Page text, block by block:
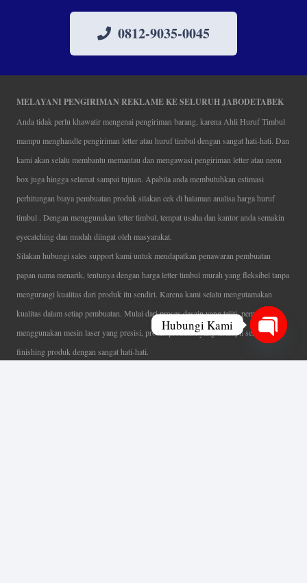
0812-9035-0045
MELAYANI PENGIRIMAN REKLAME KE SELURUH JABODETABEK
Anda tidak perlu khawatir mengenai pengiriman barang, karena Ahli Huruf Timbul
mampu menghandle pengiriman letter atau huruf timbul dengan sangat hati-hati. Dan
kami akan selalu membantu memantau dan mengawasi pengiriman letter atau neon
box juga hingga selamat sampai tujuan. Apabila anda membutuhkan estimasi
perhitungan biaya pembuatan produk silakan cek di halaman analisa harga huruf
timbul . Dengan menggunakan letter timbul, tempat usaha dan kantor anda semakin
eyecatching dan mudah diingat oleh masyarakat.
Silakan hubungi sales support kami untuk mendapatkan penawaran pembuatan
papan nama menarik, tentunya dengan harga letter timbul murah yang fleksibel tanpa
mengurangi kualitas dari produk itu sendiri. Karena kami selalu mengutamakan
kualitas dalam setiap pembuatan. Mulai dari proses desain yang teliti, pemotongan
menggunakan mesin laser yang presisi, proses produksi yang terampil serta
finishing produk dengan sangat hati-hati.
Hubungi Kami